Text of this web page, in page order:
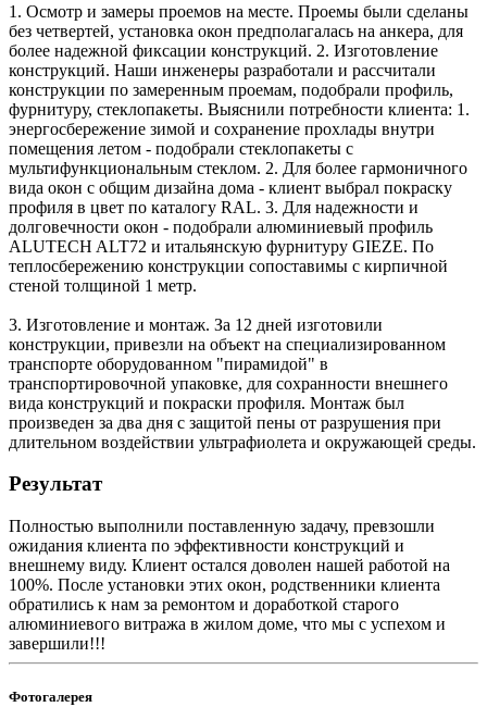
1. Осмотр и замеры проемов на месте. Проемы были сделаны
без четвертей, установка окон предполагалась на анкера, для
более надежной фиксации конструкций. 2. Изготовление
конструкций. Наши инженеры разработали и рассчитали
конструкции по замеренным проемам, подобрали профиль,
фурнитуру, стеклопакеты. Выяснили потребности клиента: 1.
энергосбережение зимой и сохранение прохлады внутри
помещения летом - подобрали стеклопакеты с
мультифункциональным стеклом. 2. Для более гармоничного
вида окон с общим дизайна дома - клиент выбрал покраску
профиля в цвет по каталогу RAL. 3. Для надежности и
долговечности окон - подобрали алюминиевый профиль
ALUTECH ALT72 и итальянскую фурнитуру GIEZE. По
теплосбережению конструкции сопоставимы с кирпичной
стеной толщиной 1 метр.
3. Изготовление и монтаж. За 12 дней изготовили
конструкции, привезли на объект на специализированном
транспорте оборудованном "пирамидой" в
транспортировочной упаковке, для сохранности внешнего
вида конструкций и покраски профиля. Монтаж был
произведен за два дня с защитой пены от разрушения при
длительном воздействии ультрафиолета и окружающей среды.
Результат
Полностью выполнили поставленную задачу, превзошли
ожидания клиента по эффективности конструкций и
внешнему виду. Клиент остался доволен нашей работой на
100%. После установки этих окон, родственники клиента
обратились к нам за ремонтом и доработкой старого
алюминиевого витража в жилом доме, что мы с успехом и
завершили!!!
Фотогалерея